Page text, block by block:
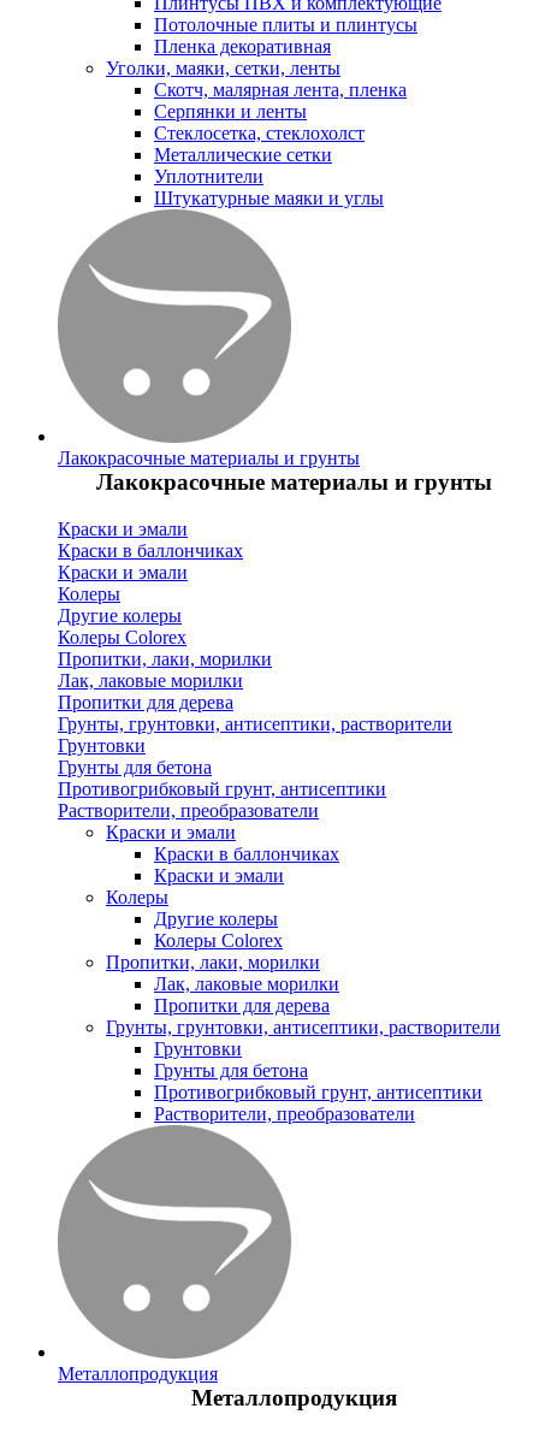
Потолочные плиты и плинтусы
Пленка декоративная
Уголки, маяки, сетки, ленты
Скотч, малярная лента, пленка
Серпянки и ленты
Стеклосетка, стеклохолст
Металлические сетки
Уплотнители
Штукатурные маяки и углы
Лакокрасочные материалы и грунты
Лакокрасочные материалы и грунты
Краски и эмали
Краски в баллончиках
Краски и эмали
Колеры
Другие колеры
Колеры Colorex
Пропитки, лаки, морилки
Лак, лаковые морилки
Пропитки для дерева
Грунты, грунтовки, антисептики, растворители
Грунтовки
Грунты для бетона
Противогрибковый грунт, антисептики
Растворители, преобразователи
Краски и эмали
Краски в баллончиках
Краски и эмали
Колеры
Другие колеры
Колеры Colorex
Пропитки, лаки, морилки
Лак, лаковые морилки
Пропитки для дерева
Грунты, грунтовки, антисептики, растворители
Грунтовки
Грунты для бетона
Противогрибковый грунт, антисептики
Растворители, преобразователи
Металлопродукция
Металлопродукция